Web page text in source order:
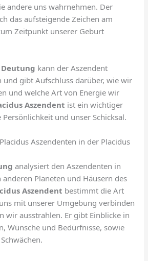
andere uns wahrnehmen. Der
das aufsteigende Zeichen am
Zeitpunkt unserer Geburt
kann der Aszendent
gibt Aufschluss darüber, wie wir
und welche Art von Energie wir
Aszendent ist ein wichtiger
und unser Schicksal.
Aszendenten in der Placidus
analysiert den Aszendenten in
Planeten und Häusern des
Aszendent bestimmt die Art
mit unserer Umgebung verbinden
wir ausstrahlen. Er gibt Einblicke in
Wünsche und Bedürfnisse, sowie